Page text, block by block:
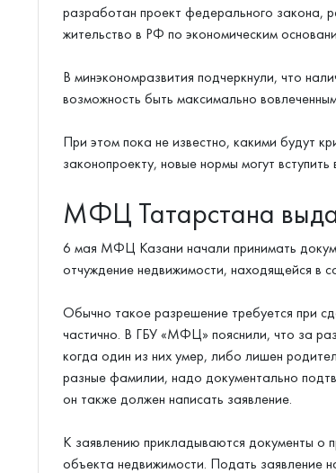
разработан проект федерального закона,
жительство в РФ по экономическим
В минэкономразвития подчеркнули, что
возможность быть максимально
При этом пока не известно, какими будут
законопроекту, новые нормы могут
МФЦ Татарстана
6 мая МФЦ Казани начали принимать
отчуждение недвижимости, находящейся в
Обычно такое разрешение требуется при
частично. В ГБУ «МФЦ» пояснили, что за
когда один из них умер, либо лишен
разные фамилии, надо документально
он также должен написать заявление.
К заявлению прикладываются документы о
объекта недвижимости. Подать заявление